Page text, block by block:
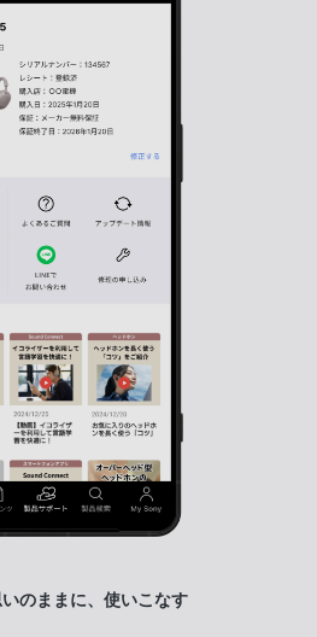
のままに、使いこなす